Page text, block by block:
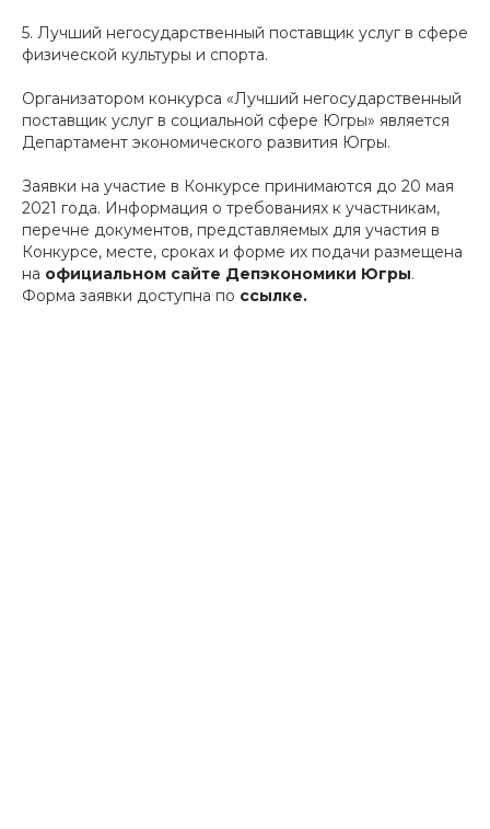
5. Лучший негосударственный поставщик услуг в сфере
физической культуры и спорта.
Организатором конкурса «Лучший негосударственный
поставщик услуг в социальной сфере Югры» является
Департамент экономического развития Югры.
Заявки на участие в Конкурсе принимаются до 20 мая
2021 года. Информация о требованиях к участникам,
перечне документов, представляемых для участия в
Конкурсе, месте, сроках и форме их подачи размещена
на официальном сайте Депэкономики Югры.
Форма заявки доступна по ссылке.